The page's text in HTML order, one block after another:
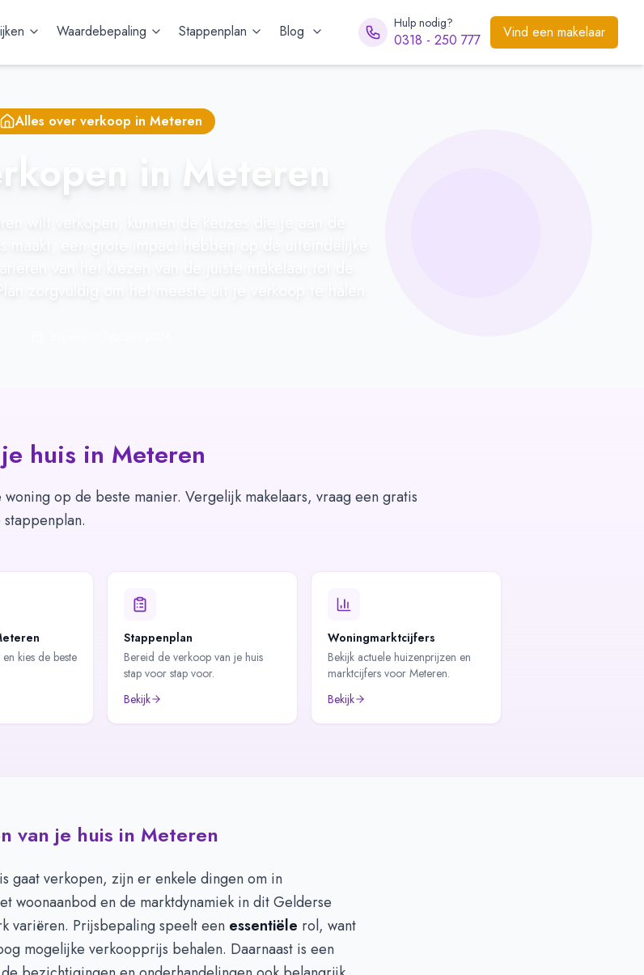
Waardebepaling Stappenplan Blog Hulp nodig?
0318 - 250 777 Vind een makelaar
Alles over verkoop in Meteren
in Meteren
huis in Meteren
op de beste manier. Vergelijk makelaars, vraag een gratis
kies de beste
Stappenplan
Bereid de verkoop van je huis
stap voor stap voor.
Bekijk
Woningmarktcijfers
Bekijk actuele huizenprijzen en
marktcijfers voor Meteren.
Bekijk
van je huis in Meteren
gaat verkopen, zijn er enkele dingen om in
woonaanbod en de marktdynamiek in dit Gelderse
variëren. Prijsbepaling speelt een essentiële rol, want
mogelijke verkoopprijs behalen. Daarnaast is een